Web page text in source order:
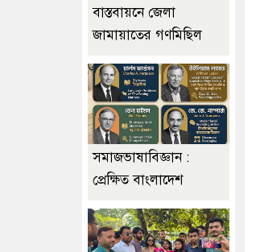
বাস্তবায়নে জেলা
জামায়াতের গণমিছিল
সমাজভাষাবিজ্ঞান :
প্রেক্ষিত বাংলাদেশ